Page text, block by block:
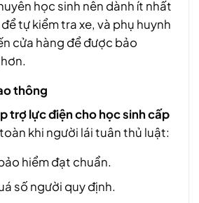
học sinh nên dành ít nhất
tự kiểm tra xe, và phụ huynh
cửa hàng để được bảo
thông
trợ lực điện cho học sinh cấp
khi người lái tuân thủ luật:
hiểm đạt chuẩn.
số người quy định.